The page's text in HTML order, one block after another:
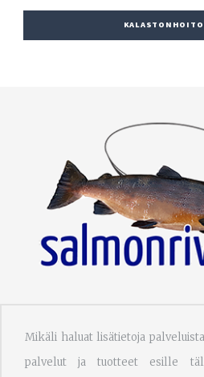
Mikäli haluat lisätietoja
palvelut ja tuotteet esille